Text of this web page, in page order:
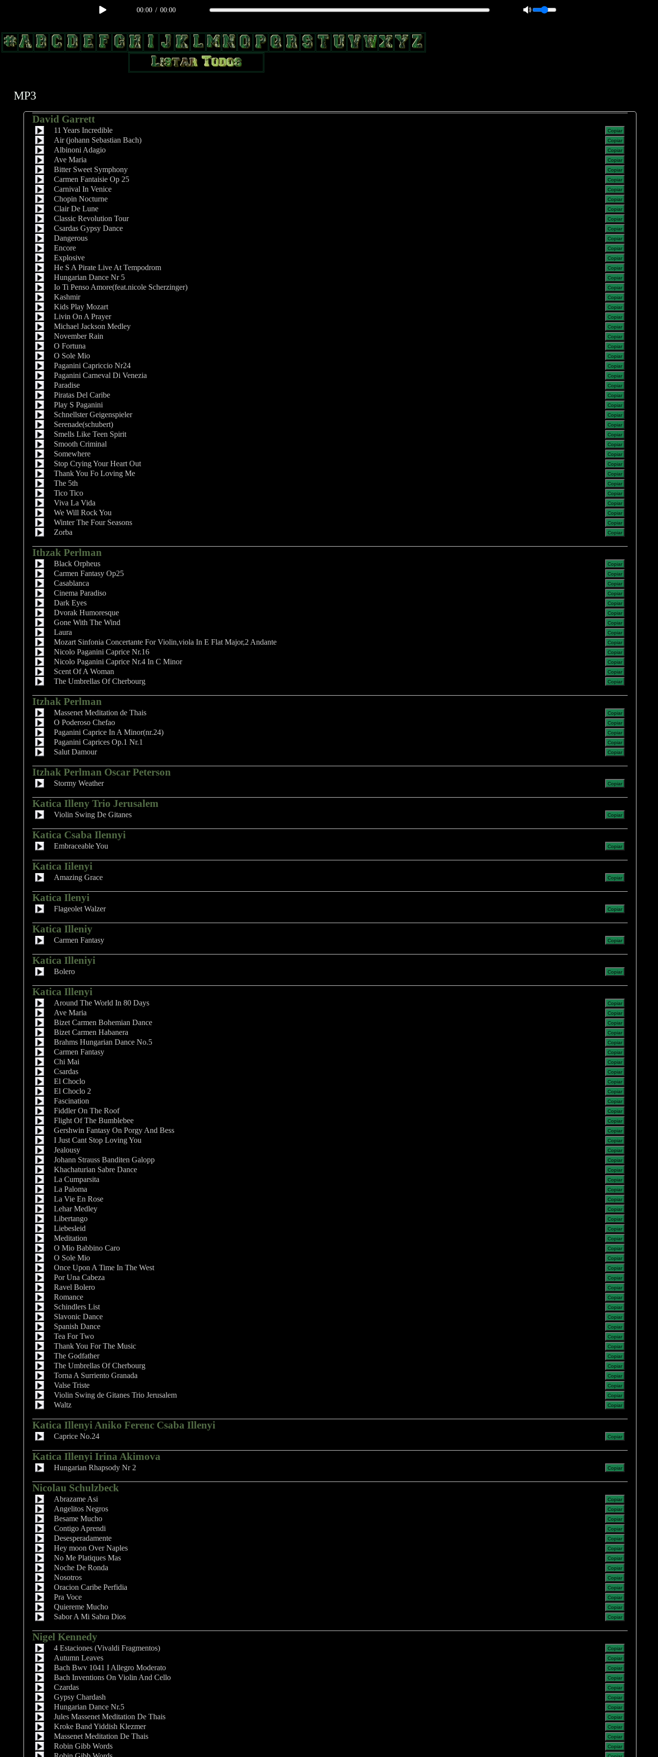
body, td, th { color: #9a9da1; } .lateral { border: 1px solid #0b331f; position: relative; width: 170px; text-decoration: none; } .test { width: 0px; overflow: hidden; height: 20px; border: 1px solid #000; border-
radius: 3px; float: left; background: #000; } .test2 { width: 63px; overflow: hidden; height: 24px; border: 0px solid #000; float: left; margin-left: 5px; }
00:00 / 00:00
MP3
David Garrett
11 Years Incredible Copiar
Air (johann Sebastian Bach) Copiar
Albinoni Adagio Copiar
Ave Maria Copiar
Bitter Sweet Symphony Copiar
Carmen Fantaisie Op 25 Copiar
Carnival In Venice Copiar
Chopin Nocturne Copiar
Clair De Lune Copiar
Classic Revolution Tour Copiar
Csardas Gypsy Dance Copiar
Dangerous Copiar
Encore Copiar
Explosive Copiar
He S A Pirate Live At Tempodrom Copiar
Hungarian Dance Nr 5 Copiar
Io Ti Penso Amore(feat.nicole Scherzinger) Copiar
Kashmir Copiar
Kids Play Mozart Copiar
Livin On A Prayer Copiar
Michael Jackson Medley Copiar
November Rain Copiar
O Fortuna Copiar
O Sole Mio Copiar
Paganini Capriccio Nr24 Copiar
Paganini Carneval Di Venezia Copiar
Paradise Copiar
Piratas Del Caribe Copiar
Play S Paganini Copiar
Schnellster Geigenspieler Copiar
Serenade(schubert) Copiar
Smells Like Teen Spirit Copiar
Smooth Criminal Copiar
Somewhere Copiar
Stop Crying Your Heart Out Copiar
Thank You Fo Loving Me Copiar
The 5th Copiar
Tico Tico Copiar
Viva La Vida Copiar
We Will Rock You Copiar
Winter The Four Seasons Copiar
Zorba Copiar
Ithzak Perlman
Black Orpheus Copiar
Carmen Fantasy Op25 Copiar
Casablanca Copiar
Cinema Paradiso Copiar
Dark Eyes Copiar
Dvorak Humoresque Copiar
Gone With The Wind Copiar
Laura Copiar
Mozart Sinfonia Concertante For Violin,viola In E Flat Major,2 Andante Copiar
Nicolo Paganini Caprice Nr.16 Copiar
Nicolo Paganini Caprice Nr.4 In C Minor Copiar
Scent Of A Woman Copiar
The Umbrellas Of Cherbourg Copiar
Itzhak Perlman
Massenet Meditation de Thais Copiar
O Poderoso Chefao Copiar
Paganini Caprice In A Minor(nr.24) Copiar
Paganini Caprices Op.1 Nr.1 Copiar
Salut Damour Copiar
Itzhak Perlman Oscar Peterson
Stormy Weather Copiar
Katica Illeny Trio Jerusalem
Violin Swing De Gitanes Copiar
Katica Csaba Ilennyi
Embraceable You Copiar
Katica Iilenyi
Amazing Grace Copiar
Katica Ilenyi
Flageolet Walzer Copiar
Katica Illeniy
Carmen Fantasy Copiar
Katica Illeniyi
Bolero Copiar
Katica Illenyi
Around The World In 80 Days Copiar
Ave Maria Copiar
Bizet Carmen Bohemian Dance Copiar
Bizet Carmen Habanera Copiar
Brahms Hungarian Dance No.5 Copiar
Carmen Fantasy Copiar
Chi Mai Copiar
Csardas Copiar
El Choclo Copiar
El Choclo 2 Copiar
Fascination Copiar
Fiddler On The Roof Copiar
Flight Of The Bumblebee Copiar
Gershwin Fantasy On Porgy And Bess Copiar
I Just Cant Stop Loving You Copiar
Jealousy Copiar
Johann Strauss Banditen Galopp Copiar
Khachaturian Sabre Dance Copiar
La Cumparsita Copiar
La Paloma Copiar
La Vie En Rose Copiar
Lehar Medley Copiar
Libertango Copiar
Liebesleid Copiar
Meditation Copiar
O Mio Babbino Caro Copiar
O Sole Mio Copiar
Once Upon A Time In The West Copiar
Por Una Cabeza Copiar
Ravel Bolero Copiar
Romance Copiar
Schindlers List Copiar
Slavonic Dance Copiar
Spanish Dance Copiar
Tea For Two Copiar
Thank You For The Music Copiar
The Godfather Copiar
The Umbrellas Of Cherbourg Copiar
Torna A Surriento Granada Copiar
Valse Triste Copiar
Violin Swing de Gitanes Trio Jerusalem Copiar
Waltz Copiar
Katica Illenyi Aniko Ferenc Csaba Illenyi
Caprice No.24 Copiar
Katica Illenyi Irina Akimova
Hungarian Rhapsody Nr 2 Copiar
Nicolau Schulzbeck
Abrazame Asi Copiar
Angelitos Negros Copiar
Besame Mucho Copiar
Contigo Aprendi Copiar
Desesperadamente Copiar
Hey moon Over Naples Copiar
No Me Platiques Mas Copiar
Noche De Ronda Copiar
Nosotros Copiar
Oracion Caribe Perfidia Copiar
Pra Voce Copiar
Quiereme Mucho Copiar
Sabor A Mi Sabra Dios Copiar
Nigel Kennedy
4 Estaciones (Vivaldi Fragmentos) Copiar
Autumn Leaves Copiar
Bach Bwv 1041 I Allegro Moderato Copiar
Bach Inventions On Violin And Cello Copiar
Czardas Copiar
Gypsy Chardash Copiar
Hungarian Dance Nr.5 Copiar
Jules Massenet Meditation De Thais Copiar
Kroke Band Yiddish Klezmer Copiar
Massenet Meditation De Thais Copiar
Robin Gibb Words Copiar